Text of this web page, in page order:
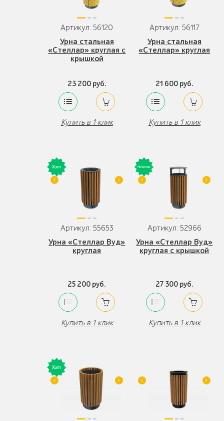
Артикул: 56120
Урна стальная
«Стеллар» круглая с
крышкой
23 200 руб.
Купить в 1 клик
Артикул: 56117
Урна стальная
«Стеллар» круглая
21 600 руб.
Купить в 1 клик
Артикул: 55653
Урна «Стеллар Вуд»
круглая
25 200 руб.
Купить в 1 клик
Артикул: 52966
Урна «Стеллар Вуд»
круглая с крышкой
27 300 руб.
Купить в 1 клик